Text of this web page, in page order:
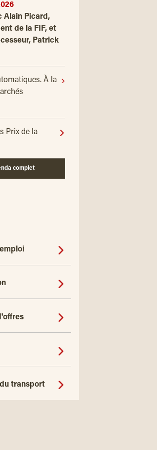
Alain Picard,
de la FIF, et
Patrick
À la
Prix de la
complet
transport